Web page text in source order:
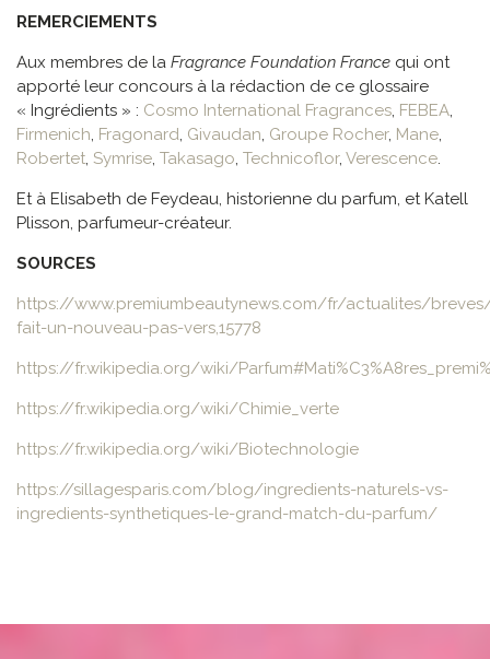
REMERCIEMENTS
Aux membres de la Fragrance Foundation France qui ont
apporté leur concours à la rédaction de ce glossaire
« Ingrédients » : Cosmo International Fragrances, FEBEA,
Firmenich, Fragonard, Givaudan, Groupe Rocher, Mane,
Robertet, Symrise, Takasago, Technicoflor, Verescence.
Et à Elisabeth de Feydeau, historienne du parfum, et Katell
Plisson, parfumeur-créateur.
SOURCES
https://www.premiumbeautynews.com/fr/actualites/
fait-un-nouveau-pas-vers,15778
https://fr.wikipedia.org/wiki/
https://fr.wikipedia.org/wiki/Chimie_verte
https://fr.wikipedia.org/wiki/Biotechnologie
https://sillagesparis.com/blog/ingredients-naturels-vs-
ingredients-synthetiques-le-grand-match-du-parfum/